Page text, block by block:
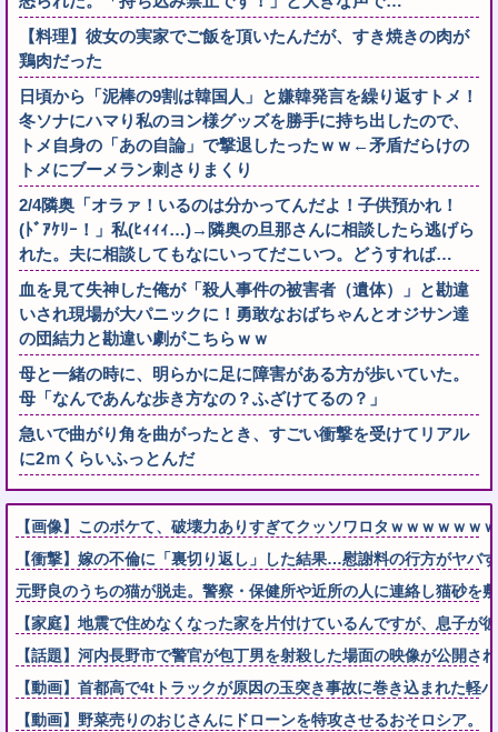
【料理】彼女の実家でご飯を頂いたんだが、すき焼きの肉が
鶏肉だった
日頃から「泥棒の9割は韓国人」と嫌韓発言を繰り返すトメ！
冬ソナにハマり私のヨン様グッズを勝手に持ち出したので、
トメ自身の「あの自論」で撃退したったｗｗ←矛盾だらけの
トメにブーメラン刺さりまくり
2/4隣奥「オラァ！いるのは分かってんだよ！子供預かれ！
(ﾄﾞｱｹﾘｰ！」私(ﾋｨｨｨ…)→隣奥の旦那さんに相談したら逃げら
れた。夫に相談してもなにいってだこいつ。どうすれば…
血を見て失神した俺が「殺人事件の被害者（遺体）」と勘違
いされ現場が大パニックに！勇敢なおばちゃんとオジサン達
の団結力と勘違い劇がこちらｗｗ
母と一緒の時に、明らかに足に障害がある方が歩いていた。
母「なんであんな歩き方なの？ふざけてるの？」
急いで曲がり角を曲がったとき、すごい衝撃を受けてリアル
に2ｍくらいふっとんだ
【画像】このボケて、破壊力ありすぎてクッソワロタｗｗｗｗｗｗ
【衝撃】嫁の不倫に「裏切り返し」した結果…慰謝料の行方がヤバ
元野良のうちの猫が脱走。警察・保健所や近所の人に連絡し猫砂を
【家庭】地震で住めなくなった家を片付けているんですが、息子
【話題】河内長野市で警官が包丁男を射殺した場面の映像が公開さ
【動画】首都高で4tトラックが原因の玉突き事故に巻き込まれた軽
【動画】野菜売りのおじさんにドローンを特攻させるおそロシア。